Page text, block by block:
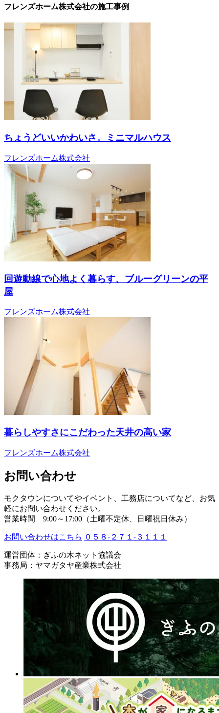
フレンズホーム株式会社の施工事例
ちょうどいいかわいさ。ミニマルハウス
フレンズホーム株式会社
回遊動線で心地よく暮らす、ブルーグリーンの平
屋
フレンズホーム株式会社
暮らしやすさにこだわった天井の高い家
フレンズホーム株式会社
お問い合わせ
モクタウンについてやイベント、工務店についてなど、お気
軽にお問い合わせください。
営業時間 9:00～17:00（土曜不定休、日曜祝日休み）
お問い合わせはこちら ０５８-２７１-３１１１
運営団体：ぎふの木ネット協議会
事務局：ヤマガタヤ産業株式会社